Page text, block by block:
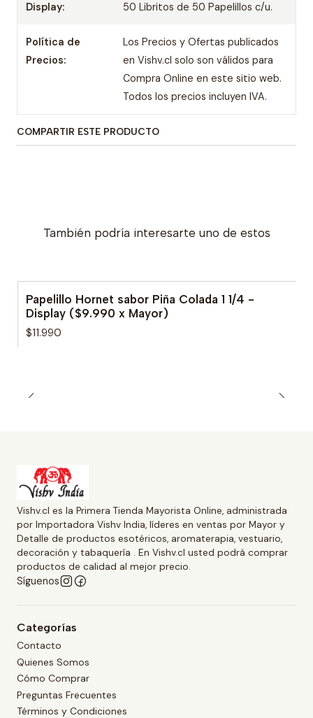
Display: 50 Libritos de 50 Papelillos c/u.
Política de
Precios:
Los Precios y Ofertas publicados
en Vishv.cl solo son válidos para
Compra Online en este sitio web.
Todos los precios incluyen IVA.
COMPARTIR ESTE PRODUCTO
También podría interesarte uno de estos
Papelillo Hornet sabor Piña Colada 1 1/4 -
Display ($9.990 x Mayor)
$11.990
Vishv.cl es la Primera Tienda Mayorista Online, administrada
por Importadora Vishv India, líderes en ventas por Mayor y
Detalle de productos esotéricos, aromaterapia, vestuario,
decoración y tabaquería . En Vishv.cl usted podrá comprar
productos de calidad al mejor precio.
Síguenos
Categorías
Contacto
Quienes Somos
Cómo Comprar
Preguntas Frecuentes
Términos y Condiciones